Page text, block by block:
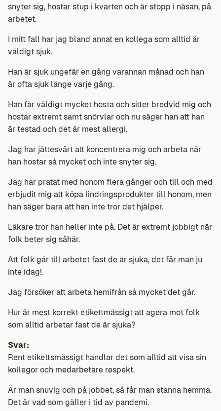
snyter sig, hostar stup i kvarten och är stopp i näsan, på
arbetet.
I mitt fall har jag bland annat en kollega som alltid är
väldigt sjuk.
Han är sjuk ungefär en gång varannan månad och han
är ofta sjuk länge varje gång.
Han får väldigt mycket hosta och sitter bredvid mig och
hostar extremt samt snörvlar och nu säger han att han
är testad och det är mest allergi.
Jag har jättesvårt att koncentrera mig och arbeta när
han hostar så mycket och inte snyter sig.
Jag har pratat med honom flera gånger och till och med
erbjudit mig att köpa lindringsprodukter till honom, men
han säger bara att han inte tror det hjälper.
Läkare tror han heller inte på. Det är extremt jobbigt när
folk beter sig såhär.
Att folk går till arbetet fast de är sjuka, det får man ju
inte idag!.
Jag försöker att arbeta hemifrån så mycket det går.
Hur är mest korrekt etikettmässigt att agera mot folk
som alltid arbetar fast de är sjuka?
Svar:
Rent etikettsmässigt handlar det som alltid att visa sin
kollegor och medarbetare respekt.
Är man snuvig och på jobbet, så får man stanna hemma.
Det är vad som gäller i tid av pandemi.